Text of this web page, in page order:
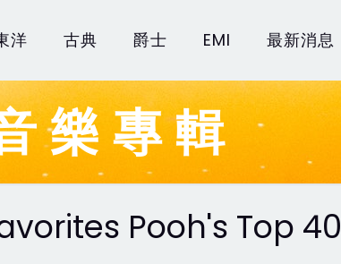
洋 古典 爵士 EMI 最新消息
樂專輯
Pooh's Top 40